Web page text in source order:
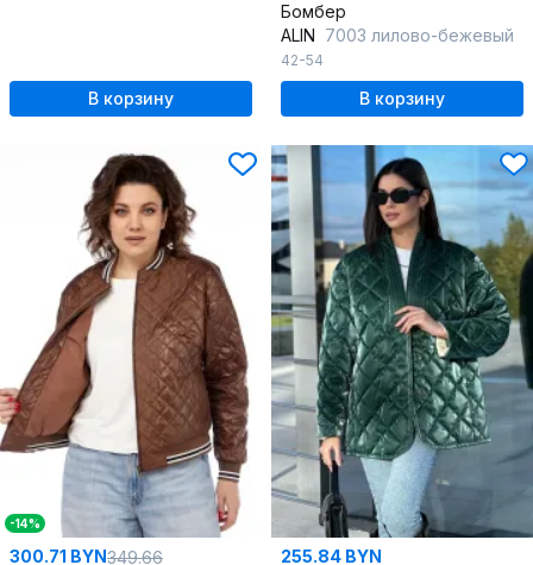
В корзину
Бомбер
ALIN 7003 лилово-бежевый
42-54
В корзину
-14%
300.71 BYN349.66
255.84 BYN